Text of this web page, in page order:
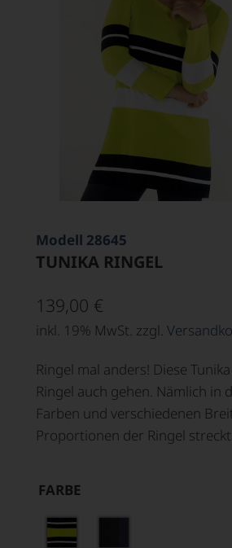
Modell 28645
TUNIKA RINGEL
139,00 €
inkl. 19% MwSt. zzgl.
Ringel mal anders! Diese
Ringel auch gehen. Nämlich in
Farben und verschiedenen
Proportionen der Ringel
FARBE